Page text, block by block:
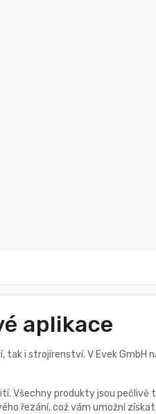
aplikace
i strojírenství. V Evek GmbH
Všechny produkty jsou
řezání, což vám umožní